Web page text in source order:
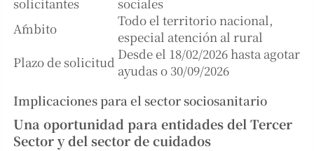
Ámbito
Todo el territorio nacional,
especial atención al rural
Plazo de solicitud Desde el 18/02/2026 hasta agotar
ayudas o 30/09/2026
Implicaciones para el sector sociosanitario
Una oportunidad para entidades del Tercer
Sector y del sector de cuidados